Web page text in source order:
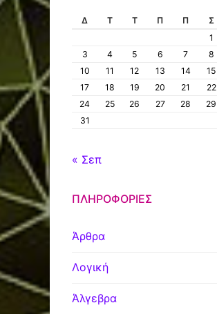
Δ Τ Τ Π Π Σ
1
3
4 5 6 7 8
10
11 12 13 14 15
17
18 19 20 21 22
24
25 26 27 28 29
31
« Σεπ
ΠΛΗΡΟΦΟΡΊΕΣ
Άρθρα
Λογική
Άλγεβρα